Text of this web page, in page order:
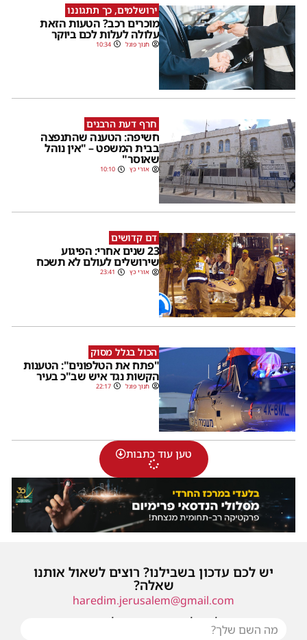
ירושלמים, כך תתגוננו
מוכרים רכב? הטעות הזאת
עלולה לעלות לכם ביוקר
חנוך פוגל 10:34
חרף דעת הרבנים
חשיפה: הטענה שהתנפצה
בבית המשפט – "אין נוהל
שאוסר"
אורי כץ 10:10
דם קדושים
23 שנים אחרי: הפיגוע
שירושלים לעולם לא תשכח
אורי כץ 23:41
הכול בגלל מסוק
"פתח את הטלפונים": הטענות
הקשות נגד איש שב"כ בעיר
חנוך פוגל 22:17
טען עוד כתבות
יש לכם עדכון בשבילנו? רוצים לשאול אותנו
שאלה?
haredim.jerusalem@gmail.com
או שילחו אלינו פנייה ונחזור אליכם בהקדם